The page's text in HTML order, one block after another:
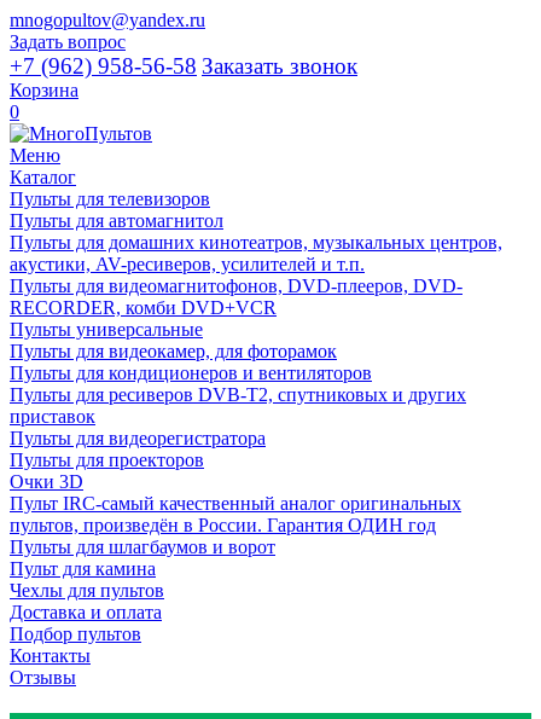
mnogopultov@yandex.ru
Задать вопрос
+7 (962) 958-56-58 Заказать звонок
Корзина
0
Меню
Каталог
Пульты для телевизоров
Пульты для автомагнитол
Пульты для домашних кинотеатров, музыкальных центров,
акустики, AV-ресиверов, усилителей и т.п.
Пульты для видеомагнитофонов, DVD-плееров, DVD-
RECORDER, комби DVD+VCR
Пульты универсальные
Пульты для видеокамер, для фоторамок
Пульты для кондиционеров и вентиляторов
Пульты для ресиверов DVB-T2, спутниковых и других
приставок
Пульты для видеорегистратора
Пульты для проекторов
Очки 3D
Пульт IRC-самый качественный аналог оригинальных
пультов, произведён в России. Гарантия ОДИН год
Пульты для шлагбаумов и ворот
Пульт для камина
Чехлы для пультов
Доставка и оплата
Подбор пультов
Контакты
Отзывы